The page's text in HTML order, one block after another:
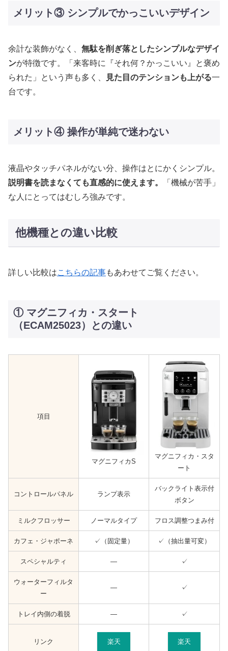
メリット③ シンプルでかっこいいデザイン
余計な装飾がなく、 無駄を削ぎ落としたシンプルなデザイ
ンが特徴です。「来客時に『それ何？かっこいい』と褒め
られた」という声も多く、
見た目のテンションも上がる一
台です。
メリット④ 操作が単純で迷わない
液晶やタッチパネルがない分、操作はとにかくシンプル。
説明書を読まなくても直感的に使えます。
「機械が苦手」
な人にとってはむしろ強みです。
他機種との違い比較
詳しい比較はこちらの記事もあわせてご覧ください。
① マグニフィカ・スタート
（ECAM25023）との違い
項目
マグニフィカS
マグニフィカ・スタ
ート
コントロールパネル ランプ表示
バックライト表示付
ボタン
ミルクフロッサー ノーマルタイプ フロス調整つまみ付
カフェ・ジャポーネ ✓（固定量） ✓（抽出量可変）
スペシャルティ — ✓
ウォーターフィルタ
ー
— ✓
トレイ内側の着脱 — ✓
リンク 楽天 楽天